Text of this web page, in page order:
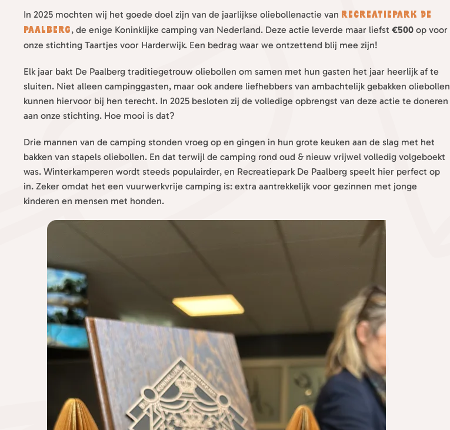
In 2025 mochten wij het goede doel zijn van de jaarlijkse oliebollenactie van Recreatiepark De
Paalberg , de enige Koninklijke camping van Nederland. Deze actie leverde maar liefst €500 op voor
onze stichting Taartjes voor Harderwijk. Een bedrag waar we ontzettend blij mee zijn!
Elk jaar bakt De Paalberg traditiegetrouw oliebollen om samen met hun gasten het jaar heerlijk af te
sluiten. Niet alleen campinggasten, maar ook andere liefhebbers van ambachtelijk gebakken oliebollen
kunnen hiervoor bij hen terecht. In 2025 besloten zij de volledige opbrengst van deze actie te doneren
aan onze stichting. Hoe mooi is dat?
Drie mannen van de camping stonden vroeg op en gingen in hun grote keuken aan de slag met het
bakken van stapels oliebollen. En dat terwijl de camping rond oud & nieuw vrijwel volledig volgeboekt
was. Winterkamperen wordt steeds populairder, en Recreatiepark De Paalberg speelt hier perfect op
in. Zeker omdat het een vuurwerkvrije camping is: extra aantrekkelijk voor gezinnen met jonge
kinderen en mensen met honden.